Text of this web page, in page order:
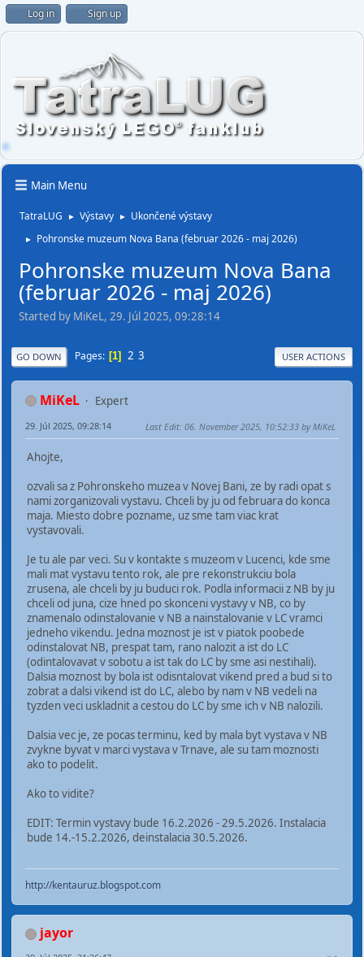
Log in Sign up
Main Menu
TatraLUG ► Výstavy ► Ukončené výstavy
► Pohronske muzeum Nova Bana (februar 2026 - maj 2026)
Pohronske muzeum Nova Bana
(februar 2026 - maj 2026)
Started by MiKeL, 29. Júl 2025, 09:28:14
GO DOWN Pages 1 2 3 USER ACTIONS
MiKeL Expert
29. Júl 2025, 09:28:14 Last Edit: 06. November 2025, 10:52:33 by MiKeL
Ahojte,
ozvali sa z Pohronskeho muzea v Novej Bani, ze by radi opat s
nami zorganizovali vystavu. Chceli by ju od februara do konca
maja. Miesto dobre pozname, uz sme tam viac krat
vystavovali.
Je tu ale par veci. Su v kontakte s muzeom v Lucenci, kde sme
mali mat vystavu tento rok, ale pre rekonstrukciu bola
zrusena, ale chceli by ju buduci rok. Podla informacii z NB by ju
chceli od juna, cize hned po skonceni vystavy v NB, co by
znamenalo odinstalovanie v NB a nainstalovanie v LC vramci
jedneho vikendu. Jedna moznost je ist v piatok poobede
odinstalovat NB, prespat tam, rano nalozit a ist do LC
(odintalovavat v sobotu a ist tak do LC by sme asi nestihali).
Dalsia moznost by bola ist odisntalovat vikend pred a bud si to
zobrat a dalsi vikend ist do LC, alebo by nam v NB vedeli na
tyzden veci uskladnit a cestou do LC by sme ich v NB nalozili.
Dalsia vec je, ze pocas terminu, ked by mala byt vystava v NB
zvykne byvat v marci vystava v Trnave, ale su tam moznosti
ako to podelit.
Ako to vidite?
EDIT: Termin vystavy bude 16.2.2026 - 29.5.2026. Instalacia
bude 14.-15.2.2026, deinstalacia 30.5.2026.
http://kentauruz.blogspot.com
jayor